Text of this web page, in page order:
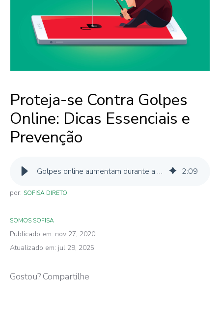
Proteja-se Contra Golpes
Online: Dicas Essenciais e
Prevenção
Golpes online aumentam durante a pandemia 2:09
por: SOFISA DIRETO
SOMOS SOFISA
Publicado em: nov 27, 2020
Atualizado em: jul 29, 2025
Gostou? Compartilhe